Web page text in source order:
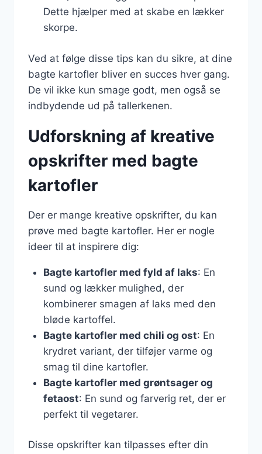
Dette hjælper med at skabe en lækker
skorpe.
Ved at følge disse tips kan du sikre, at dine
bagte kartofler bliver en succes hver gang.
De vil ikke kun smage godt, men også se
indbydende ud på tallerkenen.
Udforskning af kreative
opskrifter med bagte
kartofler
Der er mange kreative opskrifter, du kan
prøve med bagte kartofler. Her er nogle
ideer til at inspirere dig:
Bagte kartofler med fyld af laks: En
sund og lækker mulighed, der
kombinerer smagen af laks med den
bløde kartoffel.
Bagte kartofler med chili og ost: En
krydret variant, der tilføjer varme og
smag til dine kartofler.
Bagte kartofler med grøntsager og
fetaost: En sund og farverig ret, der er
perfekt til vegetarer.
Disse opskrifter kan tilpasses efter din